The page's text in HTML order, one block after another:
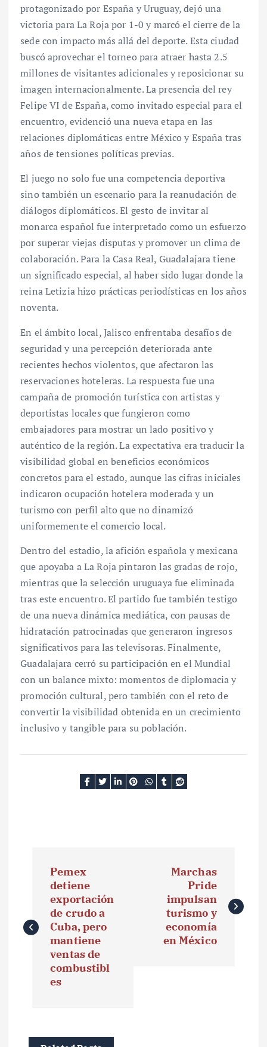
protagonizado por España y Uruguay, dejó una
victoria para La Roja por 1-0 y marcó el cierre de la
sede con impacto más allá del deporte. Esta ciudad
buscó aprovechar el torneo para atraer hasta 2.5
millones de visitantes adicionales y reposicionar su
imagen internacionalmente. La presencia del rey
Felipe VI de España, como invitado especial para el
encuentro, evidenció una nueva etapa en las
relaciones diplomáticas entre México y España tras
años de tensiones políticas previas.
El juego no solo fue una competencia deportiva
sino también un escenario para la reanudación de
diálogos diplomáticos. El gesto de invitar al
monarca español fue interpretado como un esfuerzo
por superar viejas disputas y promover un clima de
colaboración. Para la Casa Real, Guadalajara tiene
un significado especial, al haber sido lugar donde la
reina Letizia hizo prácticas periodísticas en los años
noventa.
En el ámbito local, Jalisco enfrentaba desafíos de
seguridad y una percepción deteriorada ante
recientes hechos violentos, que afectaron las
reservaciones hoteleras. La respuesta fue una
campaña de promoción turística con artistas y
deportistas locales que fungieron como
embajadores para mostrar un lado positivo y
auténtico de la región. La expectativa era traducir la
visibilidad global en beneficios económicos
concretos para el estado, aunque las cifras iniciales
indicaron ocupación hotelera moderada y un
turismo con perfil alto que no dinamizó
uniformemente el comercio local.
Dentro del estadio, la afición española y mexicana
que apoyaba a La Roja pintaron las gradas de rojo,
mientras que la selección uruguaya fue eliminada
tras este encuentro. El partido fue también testigo
de una nueva dinámica mediática, con pausas de
hidratación patrocinadas que generaron ingresos
significativos para las televisoras. Finalmente,
Guadalajara cerró su participación en el Mundial
con un balance mixto: momentos de diplomacia y
promoción cultural, pero también con el reto de
convertir la visibilidad obtenida en un crecimiento
inclusivo y tangible para su población.
e
Pemex
detiene
exportación
de crudo a
Cuba, pero
mantiene
ventas de
combustibl
es
Marchas
Pride
impulsan
turismo y
economía
en México